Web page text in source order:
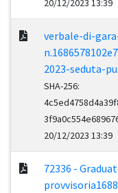
20/12/2023 13:39
verbale-di-
2023-seduta-
SHA-256:
20/12/2023 13:39
72336 -